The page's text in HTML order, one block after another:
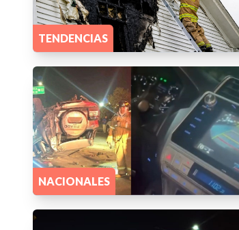
TENDENCIAS
NACIONALES